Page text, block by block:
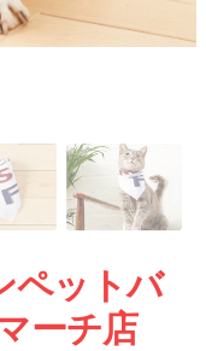
ペットバ
ーチ店